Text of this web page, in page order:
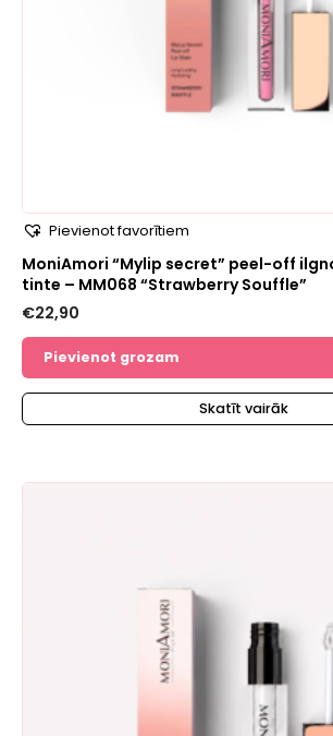
Pievienot favorītiem
MoniAmori “Mylip secret” peel-off
tinte – MM068 “Strawberry Souffle”
€22,90
Pievienot grozam
Skatīt vairāk